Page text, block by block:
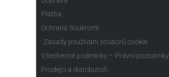
Platba
Ochrana Soukromí
Zásady používání souborů cookie
Všeobecné podmínky – Právní poznámky
Prodejci a distributoři